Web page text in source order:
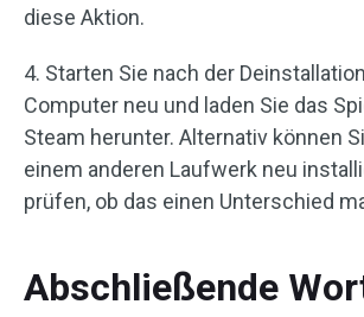
diese Aktion.
4. Starten Sie nach der
Computer neu und laden Sie das
Steam herunter. Alternativ können
einem anderen Laufwerk neu
prüfen, ob das einen Unterschied
Abschließende